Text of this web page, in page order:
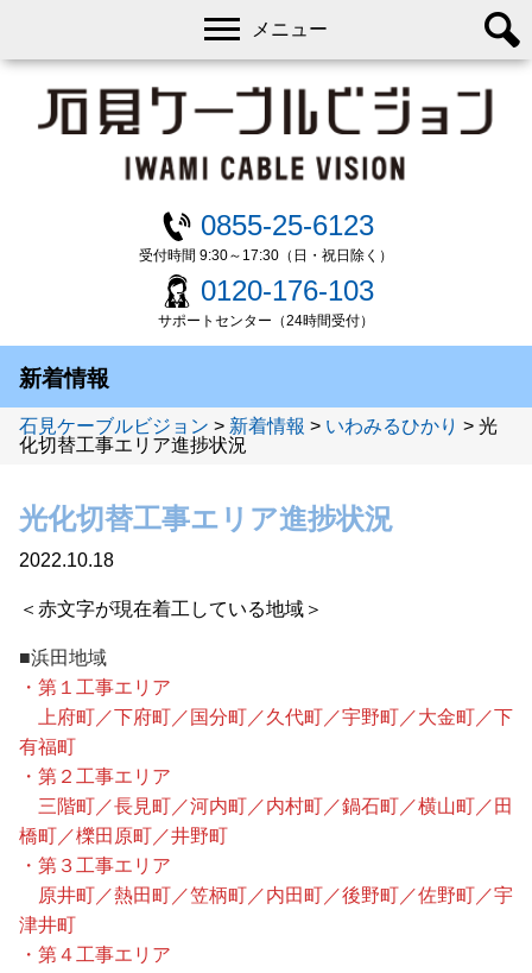
0855-25-6123
受付時間 9:30～17:30（日・祝日除く）
0120-176-103
サポートセンター（24時間受付）
メニュー
新着情報
石見ケーブルビジョン > 新着情報 > いわみるひかり > 光
化切替工事エリア進捗状況
光化切替工事エリア進捗状況
2022.10.18
＜赤文字が現在着工している地域＞
■浜田地域
・第１工事エリア
上府町／下府町／国分町／久代町／宇野町／大金町／下
有福町
・第２工事エリア
三階町／長見町／河内町／内村町／鍋石町／横山町／田
橋町／櫟田原町／井野町
・第３工事エリア
原井町／熱田町／笠柄町／内田町／後野町／佐野町／宇
津井町
・第４工事エリア